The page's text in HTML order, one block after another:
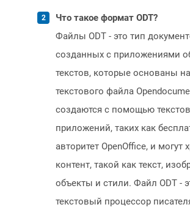
Что такое формат ODT?
Файлы ODT - это тип
созданных с приложениями
текстов, которые основаны
текстового файла
создаются с помощью
приложений, таких как
авторитет OpenOffice, и могут
контент, такой как текст,
объекты и стили. Файл ODT -
текстовый процессор